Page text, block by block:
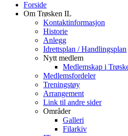
Forside
Om Trøsken IL
Kontaktinformasjon
Historie
Anlegg
Idrettsplan / Handlingsplan
Nytt medlem
Medlemskap i
Medlemsfordeler
Treningstøy
Arrangement
Link til andre sider
Områder
Galleri
Filarkiv